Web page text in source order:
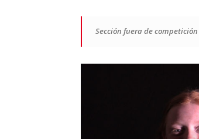
Sección fuera de competición